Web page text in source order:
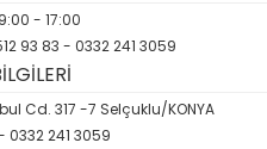
- 17:00
93 83 - 0332 241 3059
Cd. 317 -7 Selçuklu/KONYA
0332 241 3059